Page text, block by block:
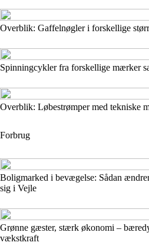
Overblik: Gaffelnøgler i forskellige
Spinningcykler fra forskellige mærker
Overblik: Løbestrømper med tekniske
Forbrug
Boligmarked i bevægelse: Sådan
sig i Vejle
Grønne gæster, stærk økonomi –
vækstkraft